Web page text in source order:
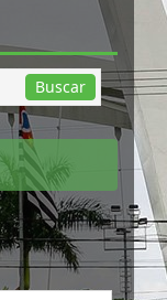
Buscar